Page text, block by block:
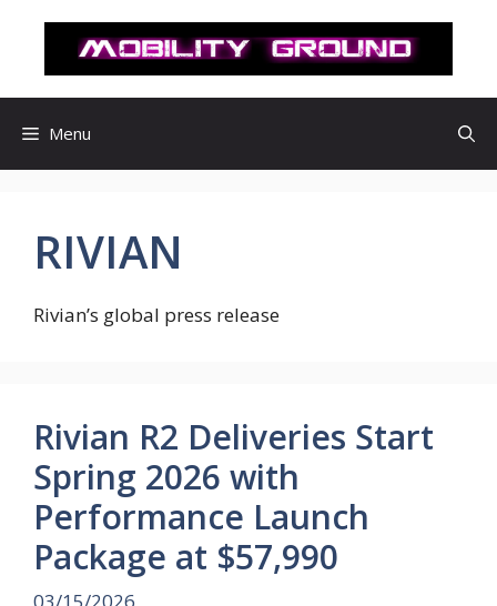
로
Menu
RIVIAN
Rivian’s global press release
Rivian R2 Deliveries Start
Spring 2026 with
Performance Launch
Package at $57,990
03/15/2026